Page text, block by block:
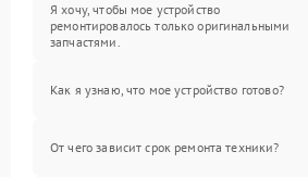
Я хочу, чтобы мое устройство
ремонтировалось только оригинальными
запчастями.
Как я узнаю, что мое устройство готово?
От чего зависит срок ремонта техники?